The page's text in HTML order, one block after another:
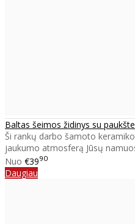
Baltas šeimos židinys su
Ši rankų darbo šamoto
jaukumo atmosferą Jūsų
Nuo €3990
Daugiau